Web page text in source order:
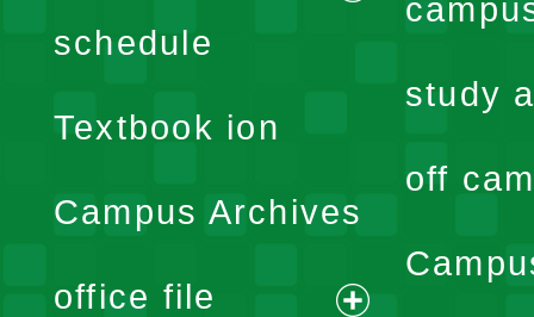
schedule
expand
menu
Textbook ion
Campus Archives
office file
study
off